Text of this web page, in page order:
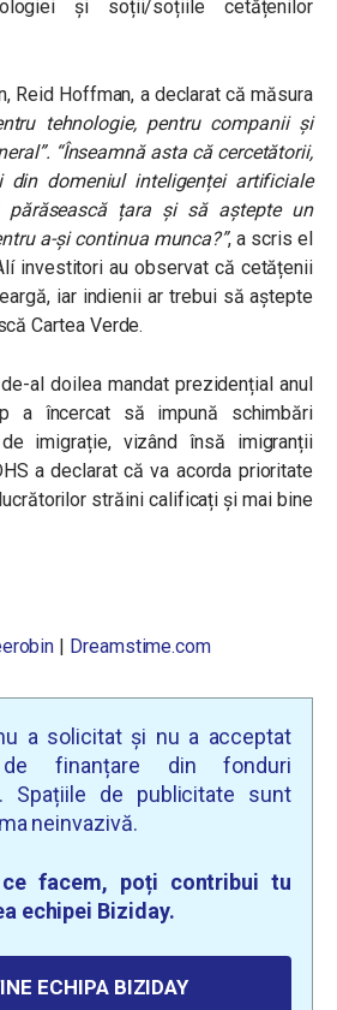
și soții/soțiile cetățenilor
Reid Hoffman, a declarat că măsura
tehnologie, pentru companii și
“Înseamnă asta că cercetătorii,
din domeniul inteligenței artificiale
țara și să aștepte un
a-și continua munca?”, a scris el
investitori au observat că cetățenii
iar indienii ar trebui să aștepte
Cartea Verde.
al doilea mandat prezidențial anul
a încercat să impună schimbări
imigrație, vizând însă imigranții
a declarat că va acorda prioritate
străini calificați și mai bine
Dreamstime.com
a solicitat și nu a acceptat
finanțare din fonduri
Spațiile de publicitate sunt
neinvazivă.
facem, poți contribui tu
echipei Biziday.
ECHIPA BIZIDAY